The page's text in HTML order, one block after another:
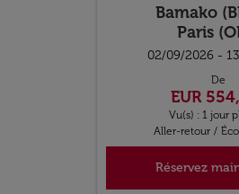
Bamako
Paris
02/09/2026 -
De
EUR
Vu(s) : 1 jour
Aller-retour /
Réservez